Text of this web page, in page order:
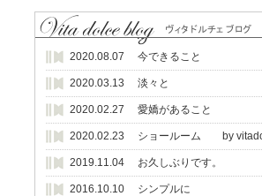
年末年始休業のお知らせ
下記の期間 年末年始休業とさせ
camelgroupが入荷しました。
イタリアcamelgroupからDama
【新色】ソファー入荷しました
2020.08.07 今できること
2020.03.13 淡々と
2020.02.27 愛嬌があること
2020.02.23 ショールーム by
2019.11.04 お久しぶりです。
2016.10.10 シンプルに